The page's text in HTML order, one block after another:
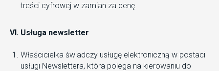
treści cyfrowej w zamian za cenę.
VI. Usługa newsletter
Właścicielka świadczy usługę elektroniczną w postaci
usługi Newslettera, która polega na kierowaniu do